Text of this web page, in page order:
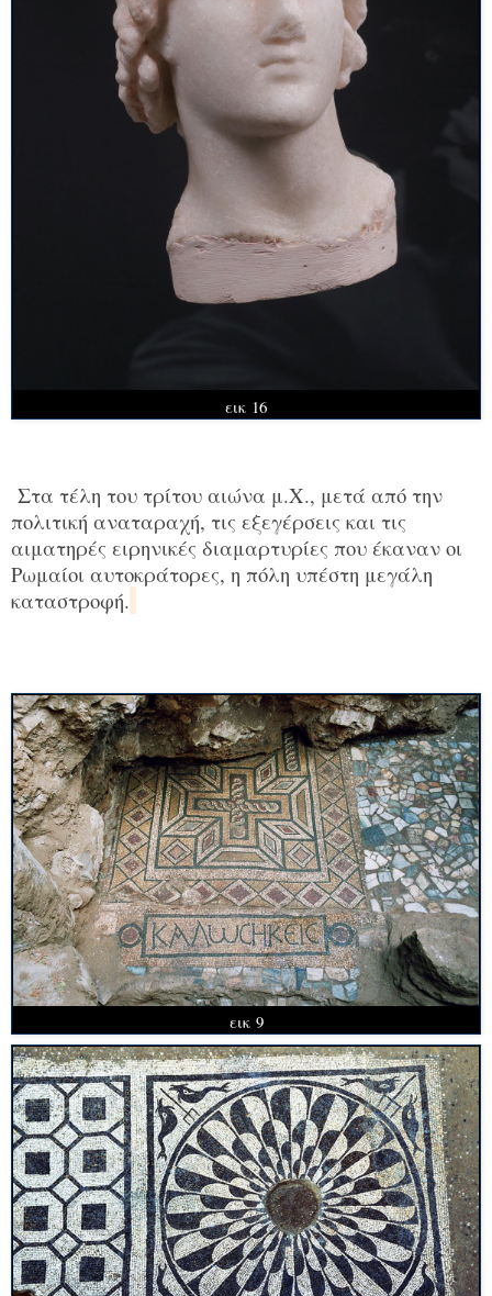
εικ 16
Στα τέλη του τρίτου αιώνα μ.Χ., μετά από την
πολιτική αναταραχή, τις εξεγέρσεις και τις
αιματηρές ειρηνικές διαμαρτυρίες που έκαναν οι
Ρωμαίοι αυτοκράτορες, η πόλη υπέστη μεγάλη
καταστροφή.
εικ 9